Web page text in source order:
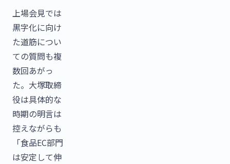
上場会見では
黒字化に向け
た道筋につい
ての質問も複
数回あがっ
た。大塚取締
役は具体的な
時期の明言は
控えながらも
「食品EC部門
は安定して伸